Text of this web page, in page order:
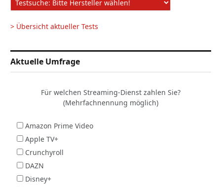
> Übersicht aktueller Tests
Aktuelle Umfrage
Für welchen Streaming-Dienst zahlen Sie?
(Mehrfachnennung möglich)
Amazon Prime Video
Apple TV+
Crunchyroll
DAZN
Disney+